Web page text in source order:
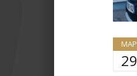
МАР
29